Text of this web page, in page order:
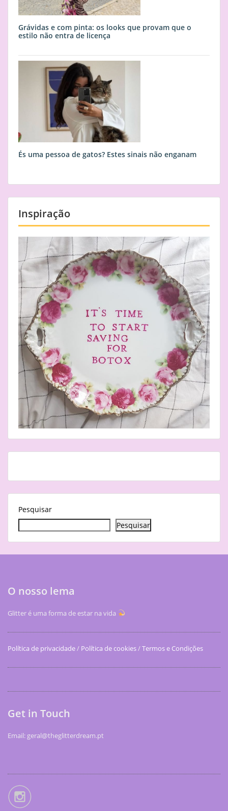
Grávidas e com pinta: os looks que provam que o
estilo não entra de licença
És uma pessoa de gatos? Estes sinais não enganam
Inspiração
Pesquisar
Pesquisar
O nosso lema
Glitter é uma forma de estar na vida
Política de privacidade/ Política de cookies/Termos e Condições
Get in Touch
Email: geral@theglitterdream.pt